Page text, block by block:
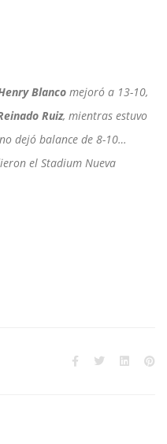
Blanco mejoró a 13-10,
Ruiz, mientras estuvo
dejó balance de 8-10…
el Stadium Nueva